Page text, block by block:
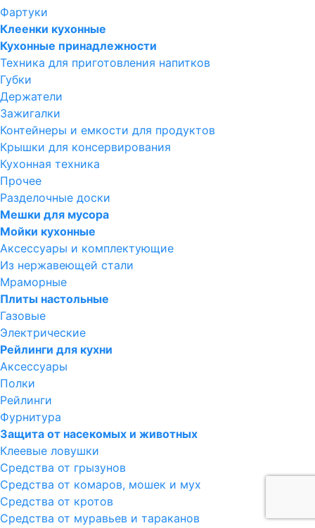
Фартуки
Клеенки кухонные
Кухонные принадлежности
Техника для приготовления напитков
Губки
Держатели
Зажигалки
Контейнеры и емкости для продуктов
Крышки для консервирования
Кухонная техника
Прочее
Разделочные доски
Мешки для мусора
Мойки кухонные
Аксессуары и комплектующие
Из нержавеющей стали
Мраморные
Плиты настольные
Газовые
Электрические
Рейлинги для кухни
Аксессуары
Полки
Рейлинги
Фурнитура
Защита от насекомых и животных
Клеевые ловушки
Средства от грызунов
Средства от комаров, мошек и мух
Средства от кротов
Средства от муравьев и тараканов